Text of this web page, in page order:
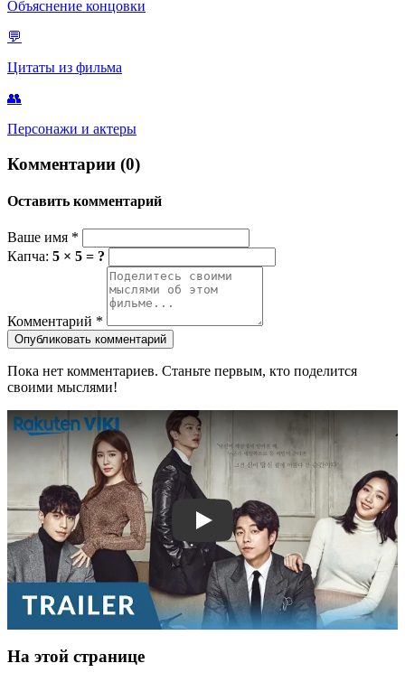
Объяснение концовки
💬
Цитаты из фильма
👥
Персонажи и актеры
Комментарии (0)
Оставить комментарий
Ваше имя *
Капча: 5 × 5 = ?
Комментарий *
Опубликовать комментарий
Пока нет комментариев. Станьте первым, кто поделится
своими мыслями!
Смотреть трейлер
На этой странице